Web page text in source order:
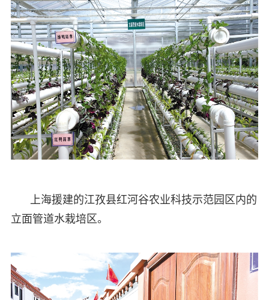
上海援建的江孜县红河谷农业科技示范园区内的
立面管道水栽培区。